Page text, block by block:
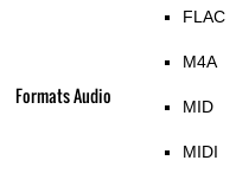
Formats Audio
FLAC
M4A
MID
MIDI